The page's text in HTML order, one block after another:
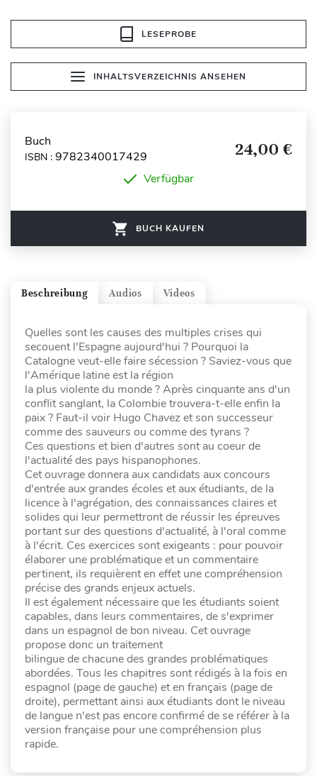
LESEPROBE
INHALTSVERZEICHNIS ANSEHEN
Buch
ISBN : 9782340017429 24,00 €
Verfügbar
BUCH KAUFEN
Videos
Audios
Beschreibung
Quelles sont les causes des multiples crises qui
secouent l'Espagne aujourd'hui ? Pourquoi la
Catalogne veut-elle faire sécession ? Saviez-vous que
l'Amérique latine est la région
la plus violente du monde ? Après cinquante ans d'un
conflit sanglant, la Colombie trouvera-t-elle enfin la
paix ? Faut-il voir Hugo Chavez et son successeur
comme des sauveurs ou comme des tyrans ?
Ces questions et bien d'autres sont au coeur de
l'actualité des pays hispanophones.
Cet ouvrage donnera aux candidats aux concours
d'entrée aux grandes écoles et aux étudiants, de la
licence à l'agrégation, des connaissances claires et
solides qui leur permettront de réussir les épreuves
portant sur des questions d'actualité, à l'oral comme
à l'écrit. Ces exercices sont exigeants : pour pouvoir
élaborer une problématique et un commentaire
pertinent, ils requièrent en effet une compréhension
précise des grands enjeux actuels.
Il est également nécessaire que les étudiants soient
capables, dans leurs commentaires, de s'exprimer
dans un espagnol de bon niveau. Cet ouvrage
propose donc un traitement
bilingue de chacune des grandes problématiques
abordées. Tous les chapitres sont rédigés à la fois en
espagnol (page de gauche) et en français (page de
droite), permettant ainsi aux étudiants dont le niveau
de langue n'est pas encore confirmé de se référer à la
version française pour une compréhension plus
rapide.